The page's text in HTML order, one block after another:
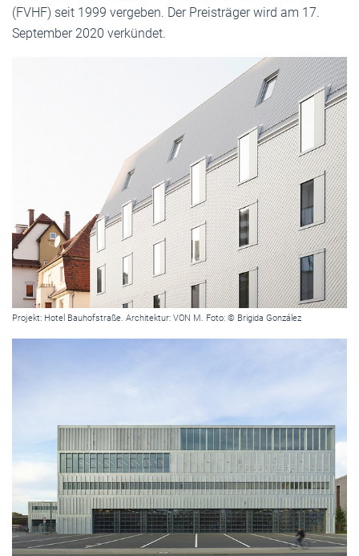
(FVHF) seit 1999 vergeben. Der Preisträger wird am 17.
September 2020 verkündet.
Projekt: Hotel Bauhofstraße. Architektur: VON M. Foto: © Brigida González